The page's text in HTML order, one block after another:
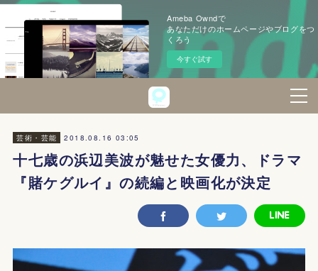
Ameba Owndで
あなただけのホームページやブログをつ
くろう
今すぐ試す
芸術・芸能 2018.08.16 03:05
十七歳の浜辺美波が魅せた女優力、ドラマ
『賭ケグルイ』の続編と映画化が決定